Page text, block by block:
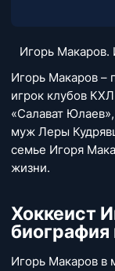
Игорь Макаров.
Игорь Макаров –
игрок клубов
«Салават
муж Леры
семье Игоря
жизни.
Хоккеист
биография
Игорь Макаров в